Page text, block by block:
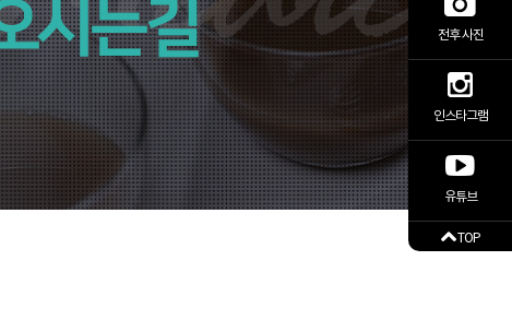
전후 사진
인스타그램
유튜브
TOP